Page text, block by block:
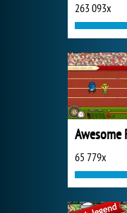
263 093x
Awesome
65 779x